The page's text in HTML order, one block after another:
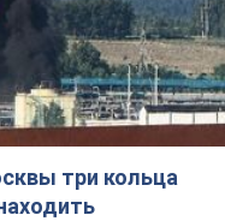
три кольца